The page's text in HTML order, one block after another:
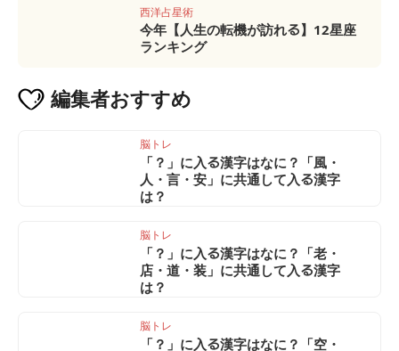
西洋占星術
今年【人生の転機が訪れる】12星座
ランキング
編集者おすすめ
脳トレ
「？」に入る漢字はなに？「風・
人・言・安」に共通して入る漢字
は？
脳トレ
「？」に入る漢字はなに？「老・
店・道・装」に共通して入る漢字
は？
脳トレ
「？」に入る漢字はなに？「空・